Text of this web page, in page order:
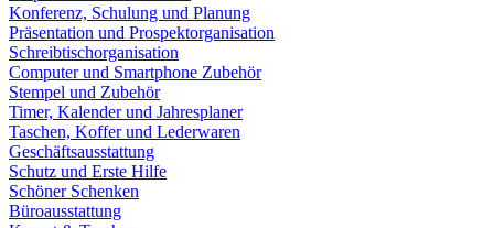
Konferenz, Schulung und Planung
Präsentation und Prospektorganisation
Schreibtischorganisation
Computer und Smartphone Zubehör
Stempel und Zubehör
Timer, Kalender und Jahresplaner
Taschen, Koffer und Lederwaren
Geschäftsausstattung
Schutz und Erste Hilfe
Schöner Schenken
Büroausstattung